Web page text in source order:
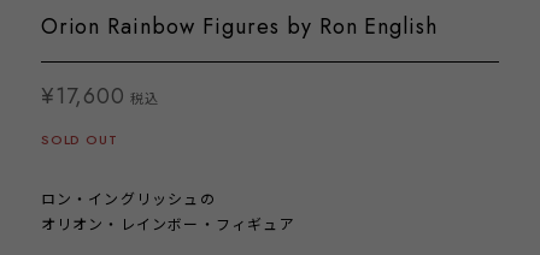
Orion Rainbow Figures by Ron English
¥17,600 税込
SOLD OUT
ロン・イングリッシュの
オリオン・レインボー・フィギュア